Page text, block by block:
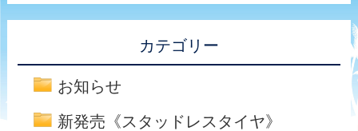
カテゴリー
お知らせ
新発売《スタッドレスタイヤ》